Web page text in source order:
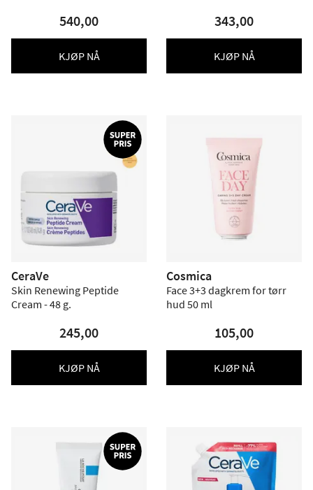
540,00
KJØP NÅ
343,00
KJØP NÅ
CeraVe
Skin Renewing Peptide
Cream - 48 g.
245,00
KJØP NÅ
Cosmica
Face 3+3 dagkrem for tørr
hud 50 ml
105,00
KJØP NÅ